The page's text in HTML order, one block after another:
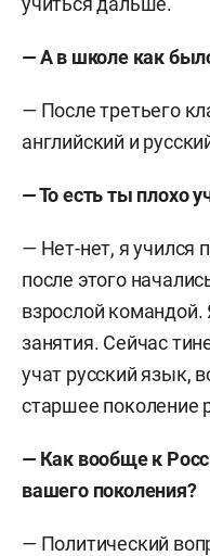
—А в школе как
— После третьего
английский и
—То есть ты плохо
— Нет-нет, я учился
после этого
взрослой
занятия. Сейчас
учат русский язык,
старшее поколение
—Как вообще к
вашего поколения?
— Политический